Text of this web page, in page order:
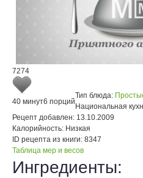
7274
40 минут6 порций
Тип блюда:
Национальная
Рецепт добавлен: 13.10.2009
Калорийность: Низкая
ID рецепта из книги: 8347
Таблица мер и весов
Ингредиенты: